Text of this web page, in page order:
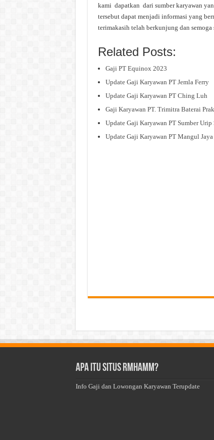
kami dapatkan dari sumber karyawan
tersebut dapat menjadi informasi yang
terimakasih telah berkunjung dan
Related Posts:
Gaji PT Equinox 2023
Update Gaji Karyawan PT Jemla Ferry
Update Gaji Karyawan PT Ching Luh
Gaji Karyawan PT. Trimitra Baterai
Update Gaji Karyawan PT Sumber Urip
Update Gaji Karyawan PT Mangul Jaya
Apa Itu Situs Rmhamm?
Info Gaji dan Lowongan Karyawan Terupdate